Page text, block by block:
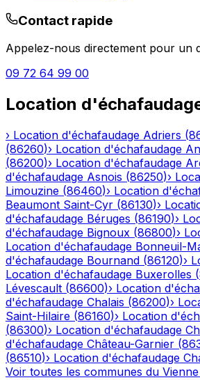
Contact rapide
Appelez-nous directement pour un
09 72 64 99 00
Location
› Location d'échafaudage Adriers (
(86260)› Location d'échafaudage
(86200)› Location d'échafaudage
d'échafaudage Asnois (86250)›
Limouzine (86460)› Location
Beaumont Saint-Cyr (86130)›
d'échafaudage Béruges (86190)›
d'échafaudage Bignoux (86800)›
Location d'échafaudage Bonneuil-
d'échafaudage Bournand (86120)›
Location d'échafaudage Buxerolles (
Lévescault (86600)› Location
d'échafaudage Chalais (86200)›
Saint-Hilaire (86160)› Location
(86300)› Location d'échafaudage
d'échafaudage Château-Garnier (
(86510)› Location d'échafaudage
Voir toutes les communes du Vienne